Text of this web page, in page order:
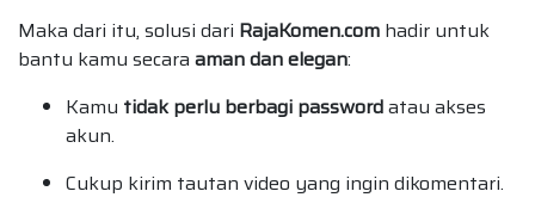
Maka dari itu, solusi dari RajaKomen.com hadir untuk
bantu kamu secara aman dan elegan:
Kamu tidak perlu berbagi passwordatau akses
akun.
Cukup kirim tautan video yang ingin dikomentari.